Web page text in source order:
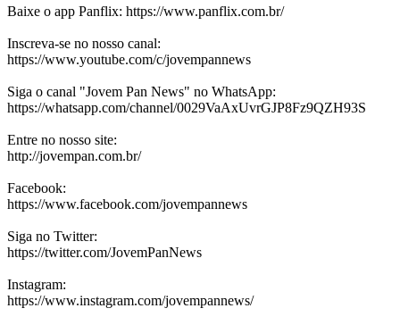
Baixe o app Panflix: https://www.panflix.com.br/
Inscreva-se no nosso canal:
https://www.youtube.com/c/jovempannews
Siga o canal "Jovem Pan News" no WhatsApp:
https://whatsapp.com/channel/0029VaAxUvrGJP8Fz9QZH93S
Entre no nosso site:
http://jovempan.com.br/
Facebook:
https://www.facebook.com/jovempannews
Siga no Twitter:
https://twitter.com/JovemPanNews
Instagram:
https://www.instagram.com/jovempannews/